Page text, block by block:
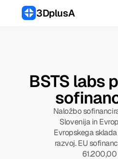
3DplusA
Get
BSTS labs
Naložbo
Slovenija in
Evropskega
razvoj. EU
61.200,00